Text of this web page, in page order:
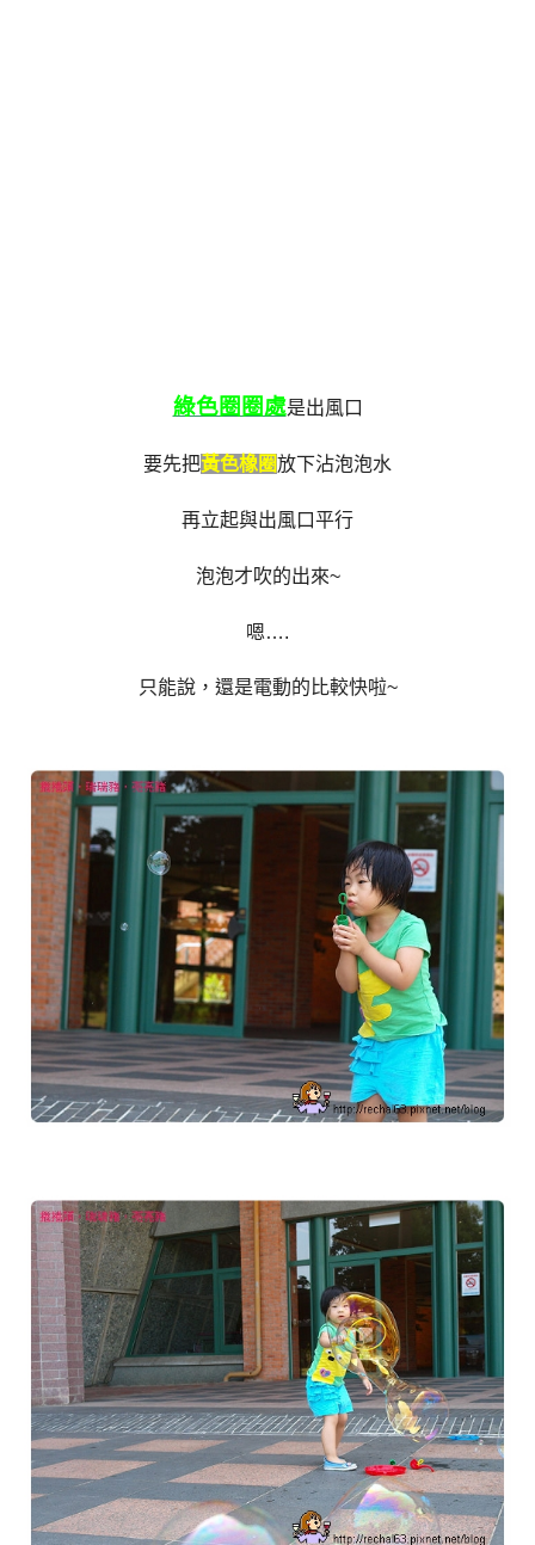
綠色圈圈處是出風口
要先把黃色橡圈放下沾泡泡水
再立起與出風口平行
泡泡才吹的出來~
嗯….
只能說，還是電動的比較快啦~